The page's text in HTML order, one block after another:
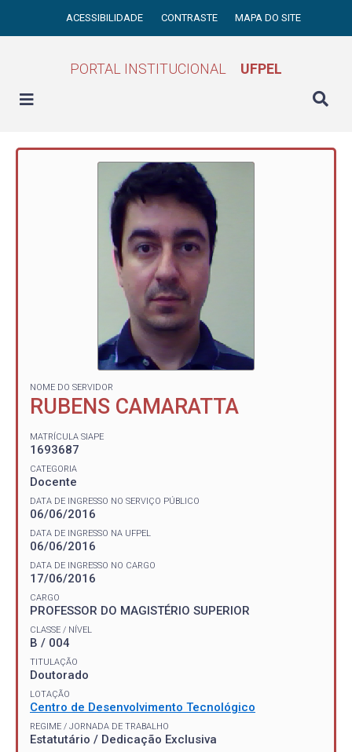
ACESSIBILIDADE CONTRASTE MAPA DO SITE
PORTAL INSTITUCIONAL UFPEL
NOME DO SERVIDOR
RUBENS CAMARATTA
MATRÍCULA SIAPE
1693687
CATEGORIA
Docente
DATA DE INGRESSO NO SERVIÇO PÚBLICO
06/06/2016
DATA DE INGRESSO NA UFPEL
06/06/2016
DATA DE INGRESSO NO CARGO
17/06/2016
CARGO
PROFESSOR DO MAGISTÉRIO SUPERIOR
CLASSE / NÍVEL
B / 004
TITULAÇÃO
Doutorado
LOTAÇÃO
Centro de Desenvolvimento Tecnológico
REGIME / JORNADA DE TRABALHO
Estatutário / Dedicação Exclusiva